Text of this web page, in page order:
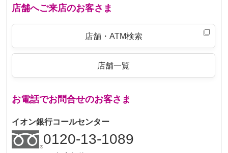
店舗へご来店のお客さま
店舗・ATM検索
店舗一覧
お電話でお問合せのお客さま
イオン銀行コールセンター
0120-13-1089